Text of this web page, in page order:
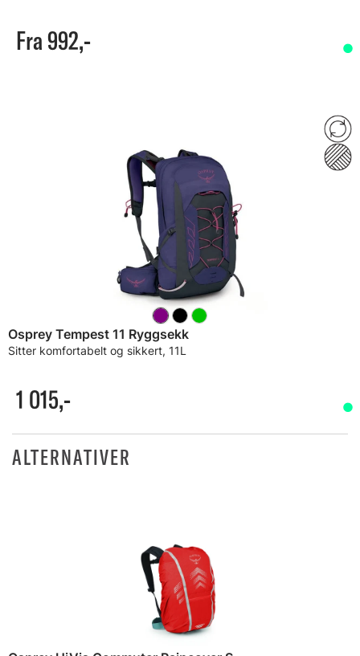
Fra 992,-
Osprey Tempest 11 Ryggsekk
Sitter komfortabelt og sikkert, 11L
1 015,-
ALTERNATIVER